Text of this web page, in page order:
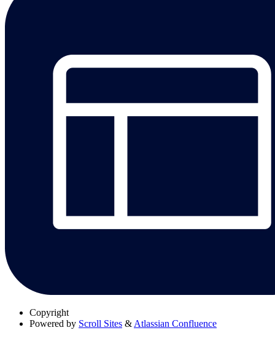
Copyright
Powered by Scroll Sites & Atlassian Confluence